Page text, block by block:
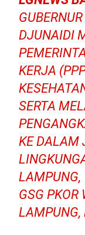
DJUNAIDI
KERJA
SERTA
KE DALAM
LAMPUNG,
GSG PKOR